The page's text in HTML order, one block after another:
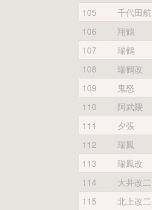
105
千代田航
106
翔鶴
107
瑞鶴
108
瑞鶴改
109
鬼怒
110
阿武隈
111
夕張
112
瑞鳳
113
瑞鳳改
114
大井改二
115
北上改二